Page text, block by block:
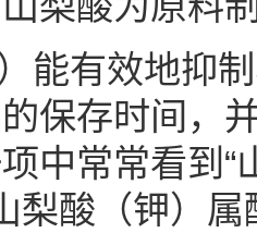
能有效地抑
保存时间，
中常常看到“
梨酸（钾）